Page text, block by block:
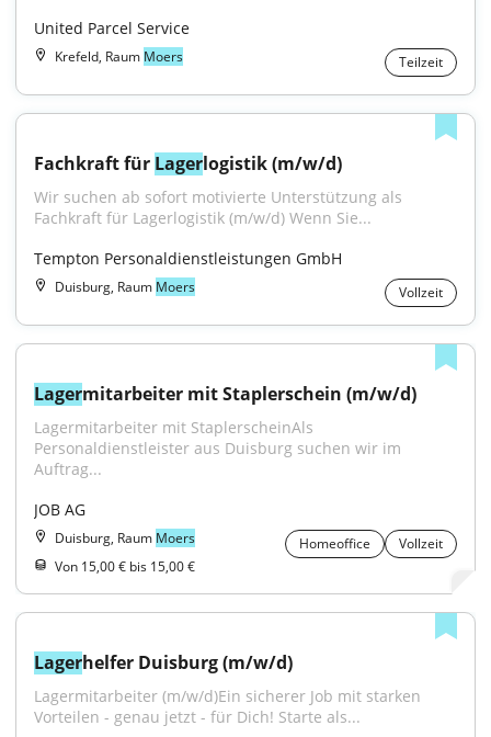
United Parcel Service
Krefeld, Raum Moers Teilzeit
Fachkraft für Lagerlogistik (m/w/d)
Wir suchen ab sofort motivierte Unterstützung als
Fachkraft für Lagerlogistik (m/w/d) Wenn Sie...
Tempton Personaldienstleistungen GmbH
Duisburg, Raum Moers Vollzeit
Lagermitarbeiter mit Staplerschein (m/w/d)
Lagermitarbeiter mit StaplerscheinAls
Personaldienstleister aus Duisburg suchen wir im
Auftrag...
JOB AG
Duisburg, Raum Moers Homeoffice
Vollzeit
Von 15,00 € bis 15,00 €
Lagerhelfer Duisburg (m/w/d)
Lagermitarbeiter (m/w/d)Ein sicherer Job mit starken
Vorteilen - genau jetzt - für Dich! Starte als...